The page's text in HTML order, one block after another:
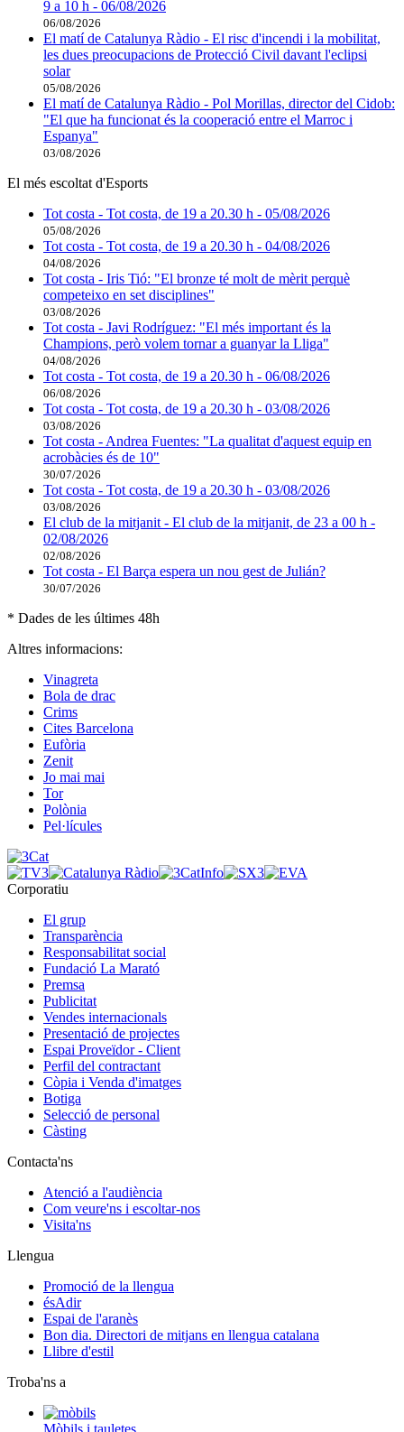
9 a 10 h - 06/08/2026
06/08/2026
El matí de Catalunya Ràdio - El risc d'incendi i la mobilitat,
les dues preocupacions de Protecció Civil davant l'eclipsi
solar
05/08/2026
El matí de Catalunya Ràdio - Pol Morillas, director del Cidob:
"El que ha funcionat és la cooperació entre el Marroc i
Espanya"
03/08/2026
El més escoltat d'Esports
Tot costa - Tot costa, de 19 a 20.30 h - 05/08/2026
05/08/2026
Tot costa - Tot costa, de 19 a 20.30 h - 04/08/2026
04/08/2026
Tot costa - Iris Tió: "El bronze té molt de mèrit perquè
competeixo en set disciplines"
03/08/2026
Tot costa - Javi Rodríguez: "El més important és la
Champions, però volem tornar a guanyar la Lliga"
04/08/2026
Tot costa - Tot costa, de 19 a 20.30 h - 06/08/2026
06/08/2026
Tot costa - Tot costa, de 19 a 20.30 h - 03/08/2026
03/08/2026
Tot costa - Andrea Fuentes: "La qualitat d'aquest equip en
acrobàcies és de 10"
30/07/2026
Tot costa - Tot costa, de 19 a 20.30 h - 03/08/2026
03/08/2026
El club de la mitjanit - El club de la mitjanit, de 23 a 00 h -
02/08/2026
02/08/2026
Tot costa - El Barça espera un nou gest de Julián?
30/07/2026
* Dades de les últimes 48h
Altres informacions:
Vinagreta
Bola de drac
Crims
Cites Barcelona
Eufòria
Zenit
Jo mai mai
Tor
Polònia
Pel·lícules
Corporatiu
El grup
Transparència
Responsabilitat social
Fundació La Marató
Premsa
Publicitat
Vendes internacionals
Presentació de projectes
Espai Proveïdor - Client
Perfil del contractant
Còpia i Venda d'imatges
Botiga
Selecció de personal
Càsting
Contacta'ns
Atenció a l'audiència
Com veure'ns i escoltar-nos
Visita'ns
Llengua
Promoció de la llengua
ésAdir
Espai de l'aranès
Bon dia. Directori de mitjans en llengua catalana
Llibre d'estil
Troba'ns a
Mòbils i tauletes